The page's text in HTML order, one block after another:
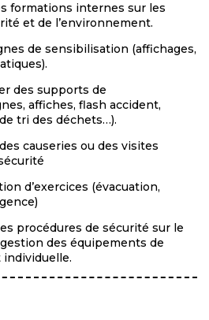
formations internes sur les
et de l’environnement.
de sensibilisation (affichages,
des supports de
affiches, flash accident,
tri des déchets…).
causeries ou des visites
d’exercices (évacuation,
procédures de sécurité sur le
des équipements de